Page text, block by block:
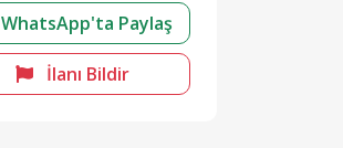
WhatsApp'ta Paylaş
İlanı Bildir